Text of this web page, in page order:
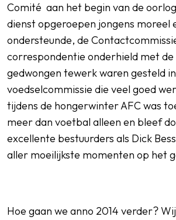
Comité aan het begin van de
dienst opgeroepen jongens moreel
ondersteunde, de
correspondentie onderhield met de
gedwongen tewerk waren gesteld
voedselcommissie die veel goed
tijdens de hongerwinter AFC was
meer dan voetbal alleen en bleef
excellente bestuurders als Dick
aller moeilijkste momenten op het
Hoe gaan we anno 2014 verder?